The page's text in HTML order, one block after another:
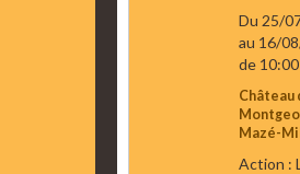
Du 25/
au 16/
de 10:00
Château
Mazé-
Action :